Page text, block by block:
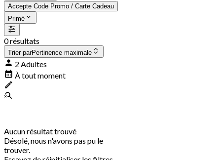
Accepte Code Promo / Carte Cadeau
Primé
0 résultats
Trier parPertinence maximale
2 Adultes
À tout moment
Aucun résultat trouvé
Désolé, nous n'avons pas pu le
trouver.